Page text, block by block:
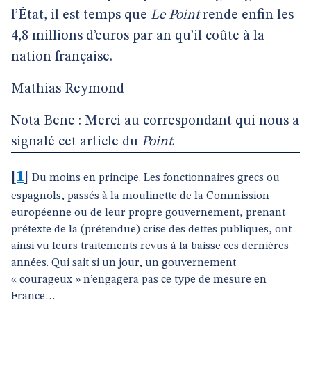
l’État, il est temps que Le Pointrende enfin les
4,8 millions d’euros par an qu’il coûte à la
nation française.
Mathias Reymond
Nota Bene : Merci au correspondant qui nous a
signalé cet article du Point.
1
Du moins en principe. Les fonctionnaires grecs ou
espagnols, passés à la moulinette de la Commission
européenne ou de leur propre gouvernement, prenant
prétexte de la (prétendue) crise des dettes publiques, ont
ainsi vu leurs traitements revus à la baisse ces dernières
années. Qui sait si un jour, un gouvernement
« courageux » n’engagera pas ce type de mesure en
France…